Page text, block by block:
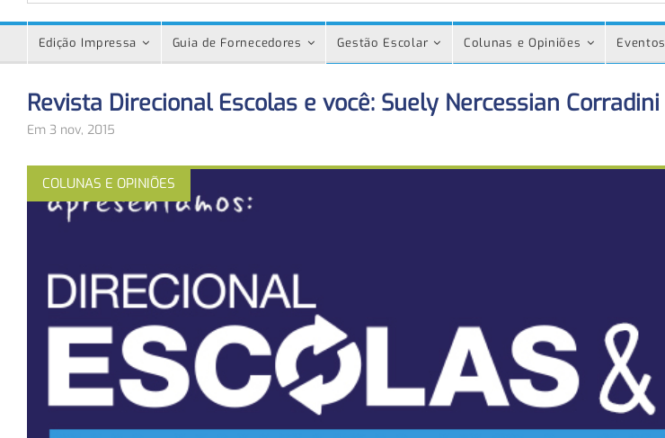
Edição Impressa Guia de Fornecedores Gestão Escolar Colunas e Opiniões Eventos
Revista Direcional Escolas e você: Suely Nercessian Corradini
Em 3 nov, 2015
COLUNAS E OPINIÕES